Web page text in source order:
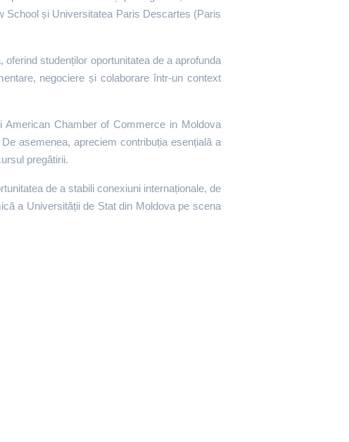
School și Universitatea Paris Descartes (Paris
studenților oportunitatea de a aprofunda
negociere și colaborare într-un context
Chamber of Commerce in Moldova
asemenea, apreciem contribuția esențială a
pregătirii.
de a stabili conexiuni internaționale, de
a Universității de Stat din Moldova pe scena